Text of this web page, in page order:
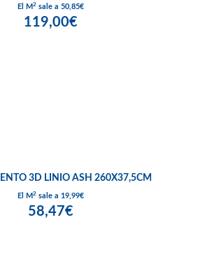
El M2sale a 50,85€
119,00€
3D LINIO ASH 260X37,5CM
El M2sale a 19,99€
58,47€